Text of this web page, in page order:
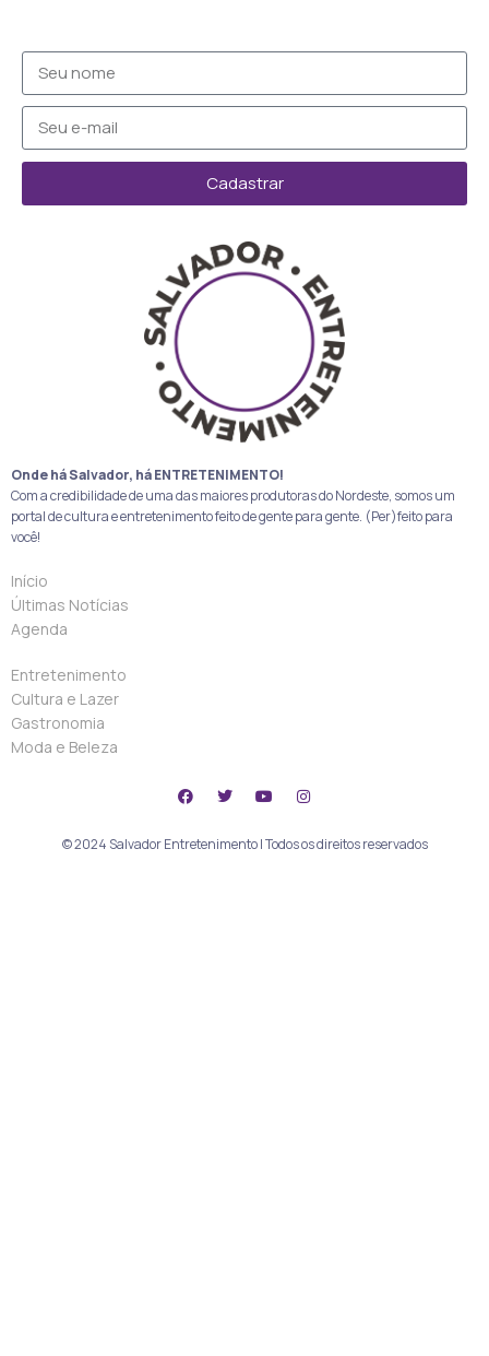
Cadastrar
Onde há Salvador, há ENTRETENIMENTO!
Com a credibilidade de uma das maiores produtoras do Nordeste, somos um
portal de cultura e entretenimento feito de gente para gente. (Per)feito para
você!
Início
Últimas Notícias
Agenda
Entretenimento
Cultura e Lazer
Gastronomia
Moda e Beleza
© 2024 Salvador Entretenimento | Todos os direitos reservados